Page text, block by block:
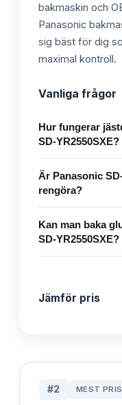
bakmaskin och
Panasonic
sig bäst för dig
maximal kontroll.
Vanliga frågor
Hur fungerar
SD-YR2550SXE?
Är Panasonic
rengöra?
Kan man baka
SD-YR2550SXE?
Jämför pris
#2 MEST